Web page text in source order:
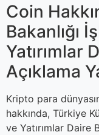
Coin
Bakanlığı
Yatırımlar
Açıklama
Kripto para
hakkında, Türkiye
ve Yatırımlar Daire